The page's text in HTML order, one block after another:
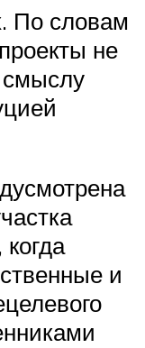
По словам
не
смыслу
и